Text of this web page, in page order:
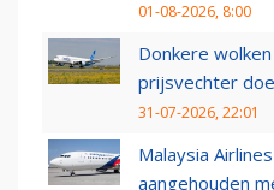
01-08-2026, 8:00
Donkere
prijsvechter
31-07-2026, 22:01
Malaysia
aangehouden